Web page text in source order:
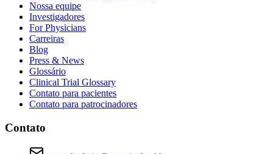
Nossa equipe
Investigadores
For Physicians
Carreiras
Blog
Press & News
Glossário
Clinical Trial Glossary
Contato para pacientes
Contato para patrocinadores
Contato